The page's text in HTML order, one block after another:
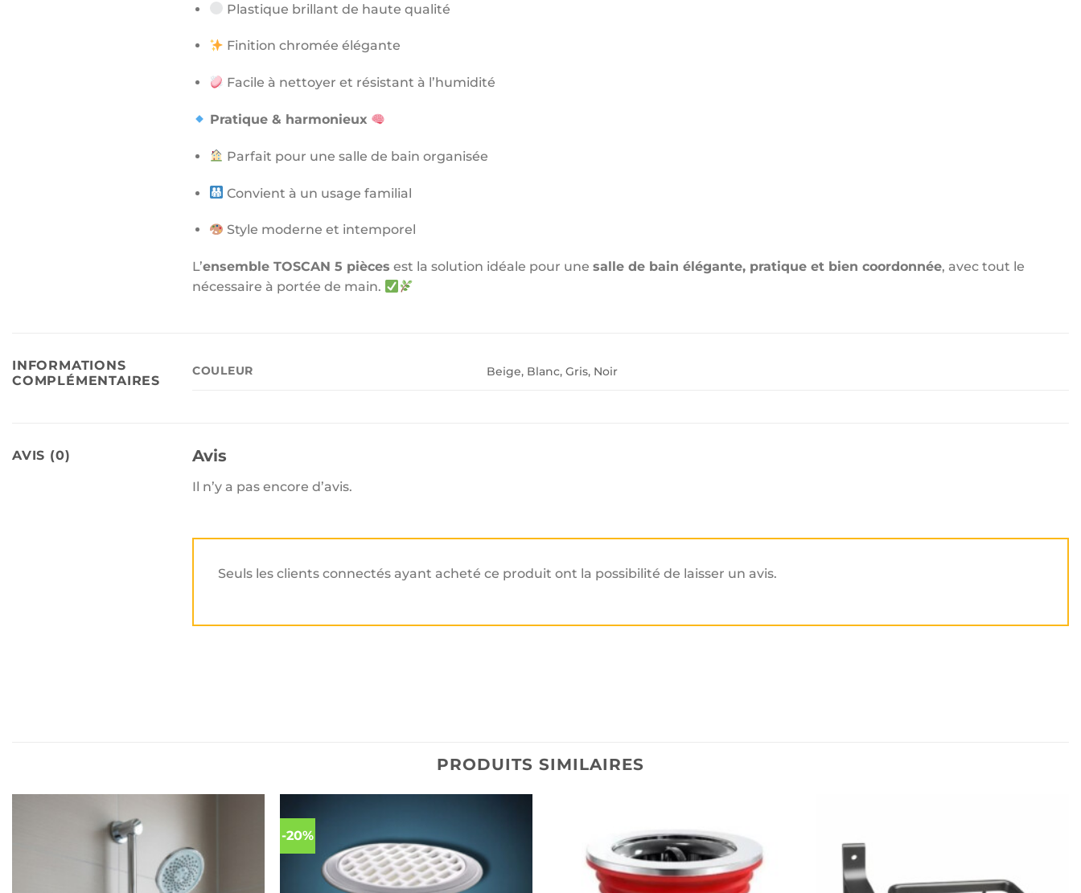
Plastique brillant de haute qualité
Finition chromée élégante
Facile à nettoyer et résistant à l’humidité
Pratique & harmonieux
Parfait pour une salle de bain organisée
Convient à un usage familial
Style moderne et intemporel
L’ensemble TOSCAN 5 pièces est la solution idéale pour une salle de bain élégante, pratique et bien coordonnée, avec tout le
nécessaire à portée de main.
INFORMATIONS
COMPLÉMENTAIRES
COULEUR Beige, Blanc, Gris, Noir
AVIS (0) Avis
Il n’y a pas encore d’avis.
Seuls les clients connectés ayant acheté ce produit ont la possibilité de laisser un avis.
PRODUITS SIMILAIRES
-20%